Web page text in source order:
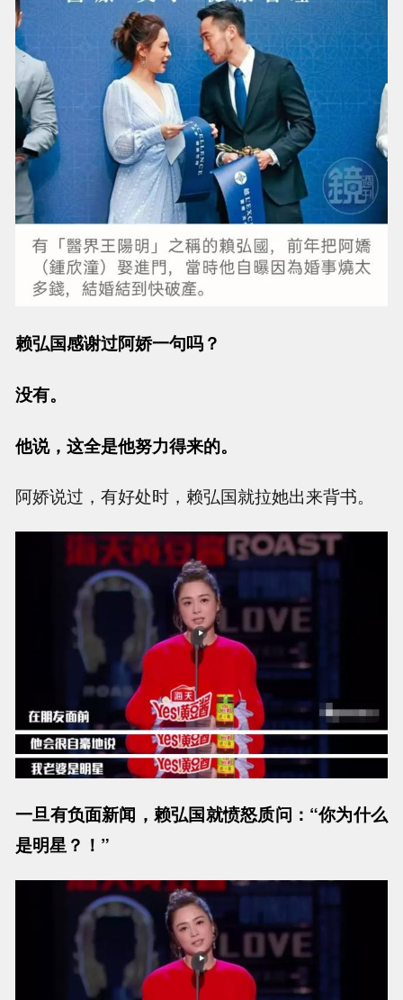
赖弘国感谢过阿娇一句吗？
没有。
他说，这全是他努力得来的。
阿娇说过，有好处时，赖弘国就拉她出来背书。
一旦有负面新闻，赖弘国就愤怒质问：“你为什么
是明星？！”